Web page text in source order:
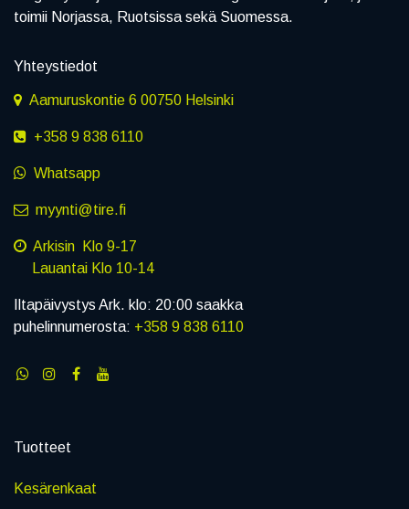
toimii Norjassa, Ruotsissa sekä Suomessa.
Yhteystiedot
Aamuruskontie 6 00750 Helsinki
+358 9 838 6110
Whatsapp
myynti@tire.fi
Arkisin Klo 9-17
Lauantai Klo 10-14
Iltapäivystys Ark. klo: 20:00 saakka
puhelinnumerosta: +358 9 838 6110
Tuotteet
Kesärenkaat